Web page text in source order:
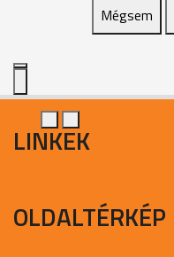
Mégsem
LINKEK
OLDALTÉRKÉP